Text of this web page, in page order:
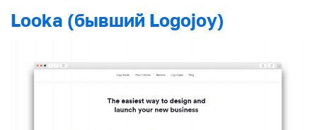
Looka (бывший Logojoy)